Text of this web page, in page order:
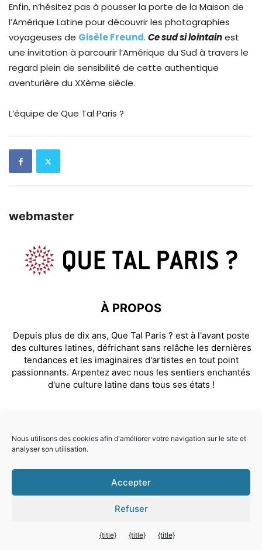
Enfin, n’hésitez pas à pousser la porte de la Maison de
l’Amérique Latine pour découvrir les photographies
voyageuses de Gisèle Freund. Ce sud si lointainest
une invitation à parcourir l’Amérique du Sud à travers le
regard plein de sensibilité de cette authentique
aventurière du XXème siècle.
L’équipe de Que Tal Paris ?
webmaster
À PROPOS
Depuis plus de dix ans, Que Tal Paris ? est à l'avant poste
des cultures latines, défrichant sans relâche les dernières
tendances et les imaginaires d'artistes en tout point
passionnants. Arpentez avec nous les sentiers enchantés
d'une culture latine dans tous ses états !
© Que Tal Paris ? 2026
Nous utilisons des cookies afin d'améliorer votre navigation sur le site et
analyser son utilisation.
Accepter
Refuser
{title} {title} {title}
Quitter la version mobile